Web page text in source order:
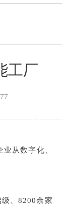
工厂
从数字化、
、8200余家